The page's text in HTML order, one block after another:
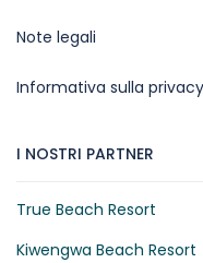
Note legali
Informativa sulla privacy
I NOSTRI PARTNER
True Beach Resort
Kiwengwa Beach Resort